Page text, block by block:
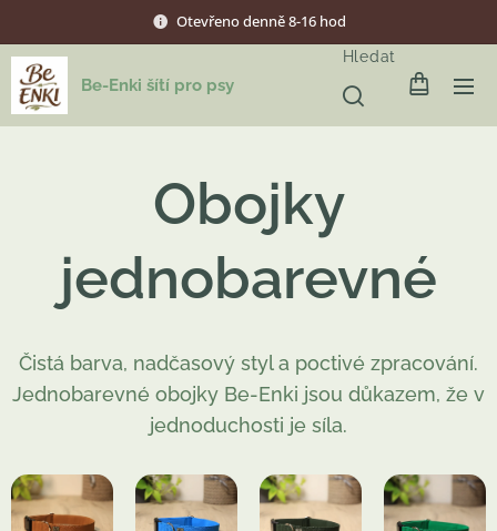
Otevřeno denně 8-16 hod
Be-Enki šítí pro psy
Hledat
Obojky
jednobarevné
Čistá barva, nadčasový styl a poctivé zpracování.
Jednobarevné obojky Be-Enki jsou důkazem, že v
jednoduchosti je síla.